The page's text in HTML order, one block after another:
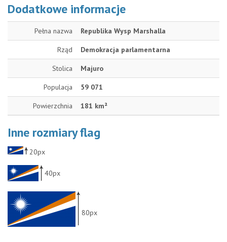
Dodatkowe informacje
Pełna nazwa Republika Wysp Marshalla
Rząd Demokracja parlamentarna
Stolica Majuro
Populacja 59 071
Powierzchnia 181 km²
Inne rozmiary flag
20px
40px
80px